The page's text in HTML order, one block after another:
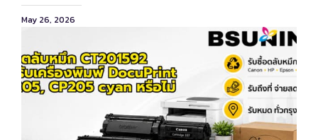
May 26, 2026